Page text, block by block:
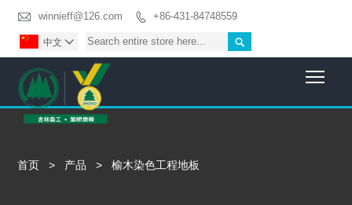
 winnieff@126.com  +86-431-84748559

中文 
首页 > 产品 > 榆木染色工程地板